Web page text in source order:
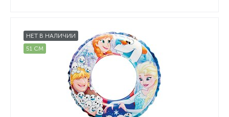
НЕТ В НАЛИЧИИ
51 СМ